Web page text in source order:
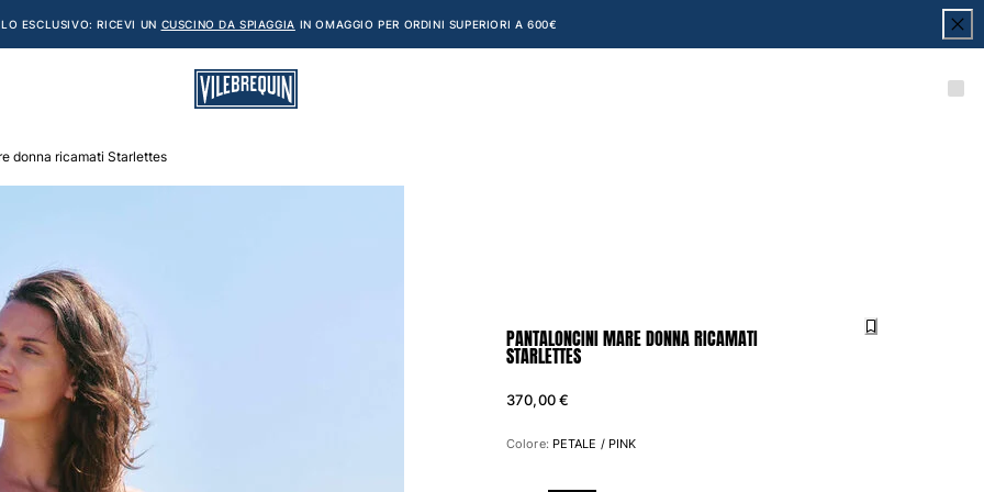
ESCLUSIVO: RICEVI UN CUSCINO DA SPIAGGIA IN OMAGGIO PER ORDINI SUPERIORI A 600€
donna ricamati Starlettes
PANTALONCINI MARE DONNA RICAMATI
STARLETTES
370,00 €
Colore: PETALE / PINK